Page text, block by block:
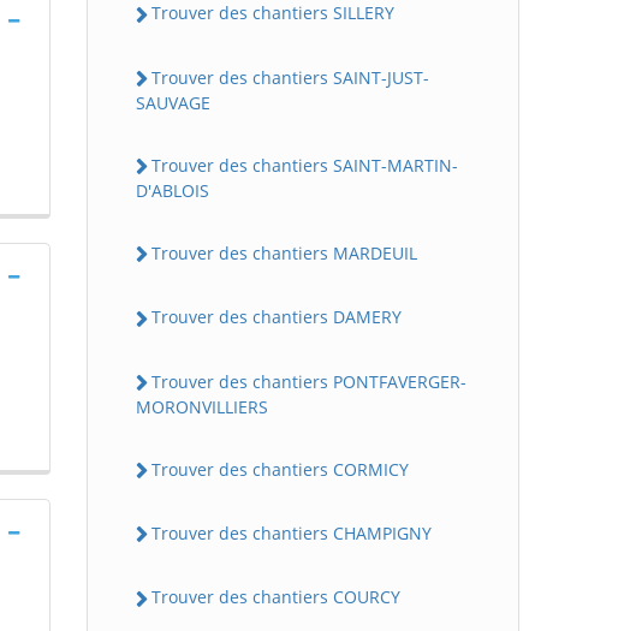
Trouver des chantiers SILLERY
Trouver des chantiers SAINT-JUST-
SAUVAGE
Trouver des chantiers SAINT-MARTIN-
D'ABLOIS
Trouver des chantiers MARDEUIL
Trouver des chantiers DAMERY
Trouver des chantiers PONTFAVERGER-
MORONVILLIERS
Trouver des chantiers CORMICY
Trouver des chantiers CHAMPIGNY
Trouver des chantiers COURCY